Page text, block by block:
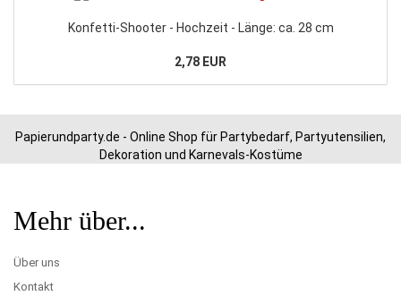
Konfetti-Shooter - Hochzeit - Länge: ca. 28 cm
2,78 EUR
Papierundparty.de - Online Shop für Partybedarf, Partyutensilien,
Dekoration und Karnevals-Kostüme
Mehr über...
Über uns
Kontakt